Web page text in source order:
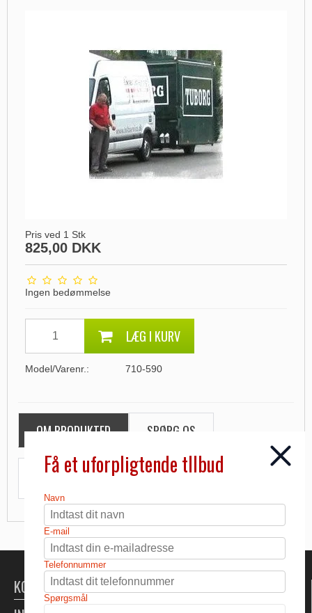
Pris ved 1 Stk
825,00 DKK
Ingen bedømmelse
LÆG I KURV
Model/Varenr.: 710-590
OM PRODUKTED SPØRG OS
Transport Udskænkningsvogn
KONTAKT
Få et uforpligtende tllbud
Navn
E-mail
Telefonnummer
Spørgsmål